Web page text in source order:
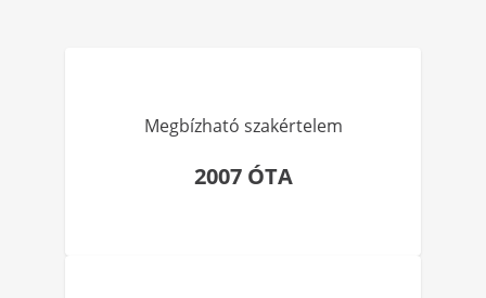
Megbízható szakértelem
2007 ÓTA